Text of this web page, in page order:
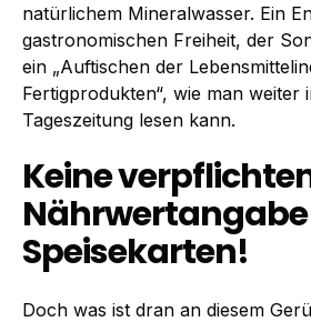
natürlichem Mineralwasser. Ein
gastronomischen Freiheit, der
ein „Auftischen der
Fertigprodukten“, wie man weiter
Tageszeitung lesen kann.
Keine
Speisekarten!
Doch was ist dran an diesem